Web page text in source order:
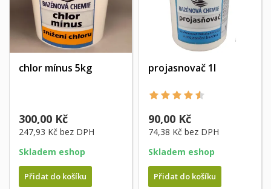
chlor mínus 5kg
300,00 Kč
247,93 Kč bez DPH
Skladem eshop
Přidat do košíku
projasnovač 1l
90,00 Kč
74,38 Kč bez DPH
Skladem eshop
Přidat do košíku